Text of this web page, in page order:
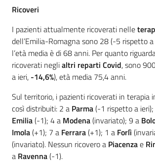
Ricoveri
I pazienti attualmente ricoverati nelle
dell’Emilia-Romagna sono 28 (-5 rispetto a
l’età media è di 68 anni. Per quanto
ricoverati neglialtri reparti Covid, sono
a ieri, -14,6%), età media 75,4 anni.
Sul territorio, i pazienti ricoverati in terapia
così distribuiti: 2 a Parma(-1 rispetto a
Emilia(-1); 4 a Modena(invariato); 9 a
Imola(+1); 7 a Ferrara(+1); 1 a Forlì
(invariato). Nessun ricovero a Piacenzae
a Ravenna(-1).